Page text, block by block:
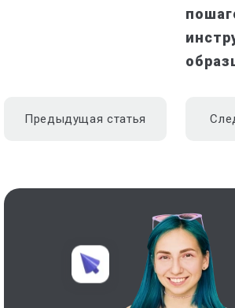
Предыдущая статья